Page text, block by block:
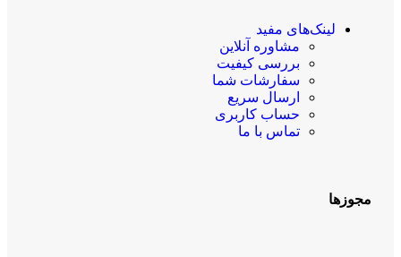
لینک‌های مفید
مشاوره آنلاین
بررسی کیفیت
سفارشات شما
ارسال سریع
حساب کاربری
تماس با ما
مجوزها